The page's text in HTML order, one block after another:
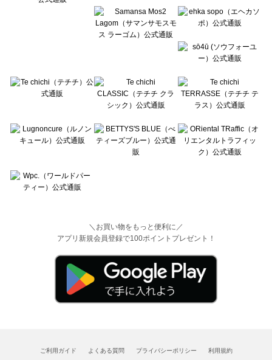
＼お買い物をもっと便利に／
アプリ新規会員登録で100ポイントプレゼント！
ご利用ガイド よくある質問 プライバシーポリシー 利用規約